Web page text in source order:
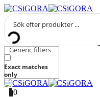
Generic filters
Exact matches
only
00